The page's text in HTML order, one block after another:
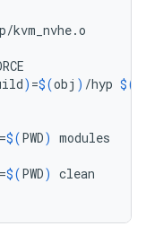
kvm_nvhe.o
) =$(obj ) /hyp $(
=$(PWD)
=$(PWD)